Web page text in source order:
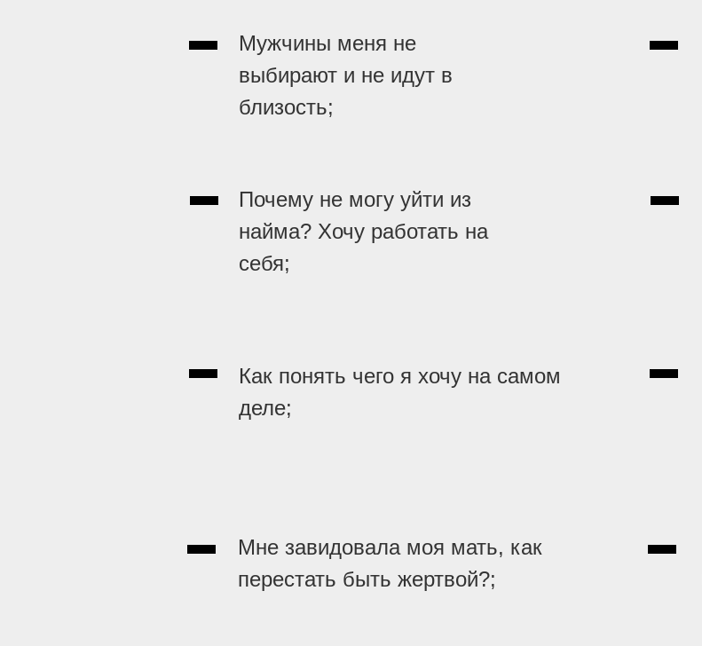
Как понять чего я хочу на самом
деле;
Почему не могу уйти из
найма? Хочу работать на
себя;
Мужчины меня не
выбирают и не идут в
близость;
Мне завидовала моя мать, как
перестать быть жертвой?;